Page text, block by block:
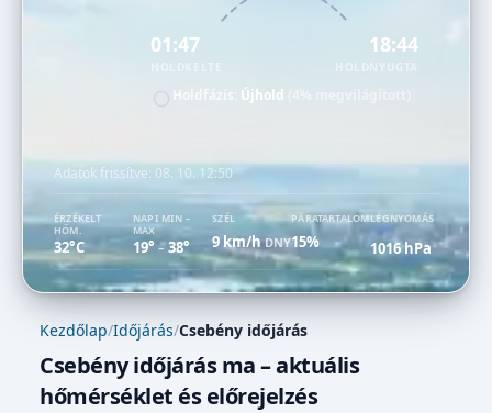
01:47 18:44
HOLDNYUGTA
Holdfázis: Újhold
Adatok frissítve: 08. 10. 12:50
ÉRZÉKELT
HŐM.
32°C
NAPI MIN –
MAX
19° –38°
SZÉL
9 km/hDNY
PÁRATARTALOM
15%
LÉGNYOMÁS
1016 hPa
Kezdőlap/Időjárás/Csebény időjárás
Csebény időjárás ma – aktuális
hőmérséklet és előrejelzés